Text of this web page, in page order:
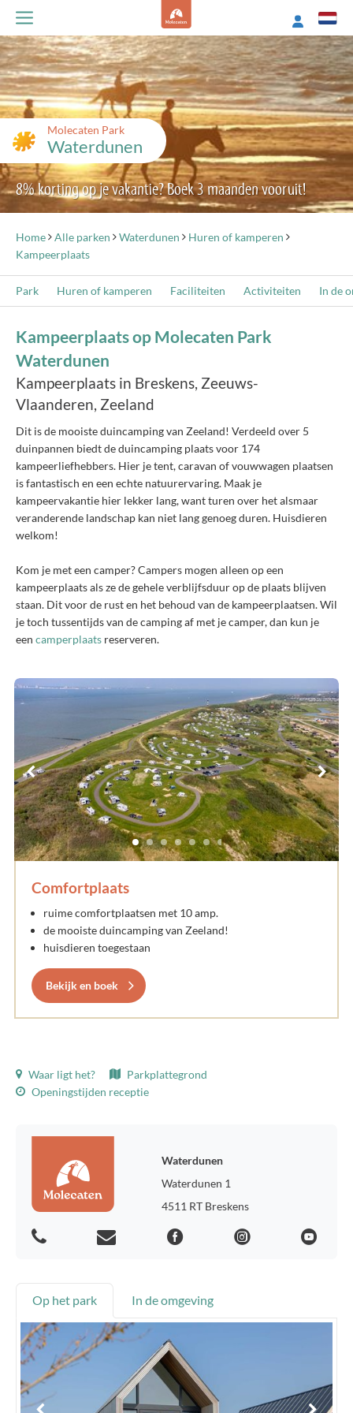
Molecaten Park
Waterdunen
8% korting op je vakantie? Boek 3 maanden vooruit!
Home Alle parken Waterdunen
Huren of kamperen
Kampeerplaats
Park Huren of kamperen Faciliteiten Activiteiten In de
Kampeerplaats op Molecaten Park
Waterdunen
Kampeerplaats in Breskens, Zeeuws-
Vlaanderen, Zeeland
Dit is de mooiste duincamping van Zeeland! Verdeeld over 5
duinpannen biedt de duincamping plaats voor 174
kampeerliefhebbers. Hier je tent, caravan of vouwwagen plaatsen
is fantastisch en een echte natuurervaring. Maak je
kampeervakantie hier lekker lang, want turen over het alsmaar
veranderende landschap kan niet lang genoeg duren. Huisdieren
welkom!
Kom je met een camper? Campers mogen alleen op een
kampeerplaats als ze de gehele verblijfsduur op de plaats blijven
staan. Dit voor de rust en het behoud van de kampeerplaatsen. Wil
je toch tussentijds van de camping af met je camper, dan kun je
een camperplaats reserveren.
Comfortplaats
ruime comfortplaatsen met 10 amp.
de mooiste duincamping van Zeeland!
huisdieren toegestaan
Bekijk en boek
Waar ligt het?
Parkplattegrond
Openingstijden receptie
Waterdunen
Waterdunen 1
4511 RT Breskens
Op het park In de omgeving